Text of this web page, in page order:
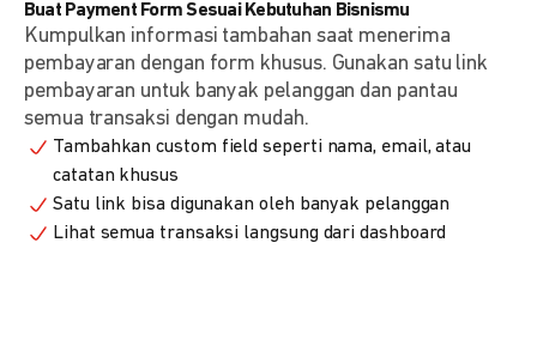
Buat Payment Form Sesuai Kebutuhan Bisnismu
Kumpulkan informasi tambahan saat menerima
pembayaran dengan form khusus. Gunakan satu link
pembayaran untuk banyak pelanggan dan pantau
semua transaksi dengan mudah.
Tambahkan custom field seperti nama, email, atau
catatan khusus
Satu link bisa digunakan oleh banyak pelanggan
Lihat semua transaksi langsung dari dashboard